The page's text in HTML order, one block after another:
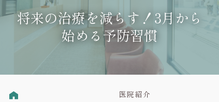
将来の治療を減らす！3月から
始める予防習慣
医院紹介